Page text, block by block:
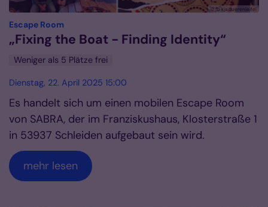
© fb kja dueren|eifel
Escape Room:
„Fixing the Boat - Finding Identity“
Weniger als 5 Plätze frei
Dienstag, 22. April 2025 15:00
Es handelt sich um einen mobilen Escape Room
von SABRA, der im Franziskushaus, Klosterstraße 1
in 53937 Schleiden aufgebaut sein wird.
mehr lesen